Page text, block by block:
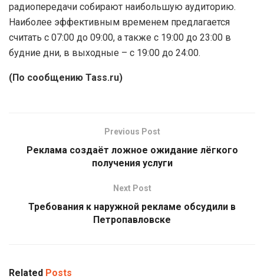
радиопередачи собирают наибольшую аудиторию.
Наиболее эффективным временем предлагается
считать с 07:00 до 09:00, а также с 19:00 до 23:00 в
будние дни, в выходные – с 19:00 до 24:00.
(По сообщению Tass.ru)
Previous Post
Реклама создаёт ложное ожидание лёгкого
получения услуги
Next Post
Требования к наружной рекламе обсудили в
Петропавловске
Related Posts